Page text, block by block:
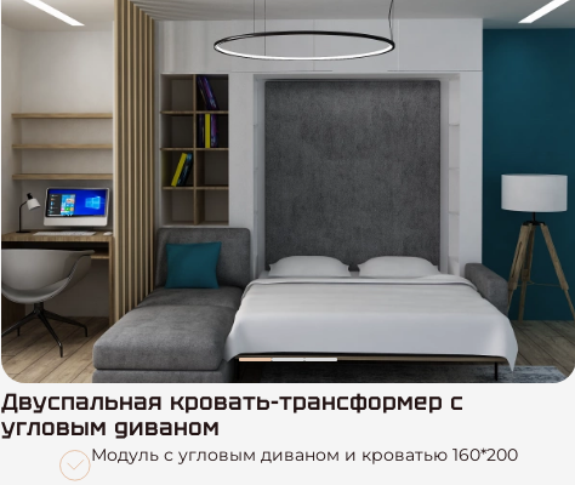
Двуспальная кровать-трансформер с
угловым диваном
Модуль с угловым диваном и кроватью 160*200